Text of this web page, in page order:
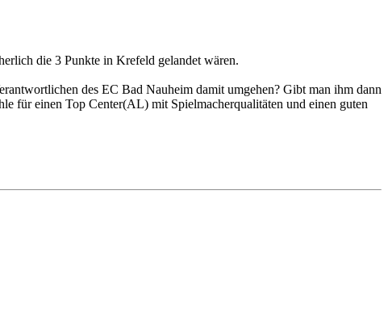
die 3 Punkte in Krefeld gelandet wären.
des EC Bad Nauheim damit umgehen? Gibt man ihm dann
für einen Top Center(AL) mit Spielmacherqualitäten und einen guten